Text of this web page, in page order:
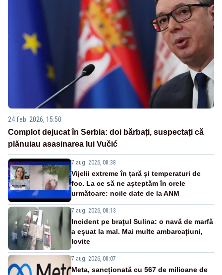
24 feb. 2026, 15:50
Complot dejucat în Serbia: doi bărbați, suspectați că
plănuiau asasinarea lui Vučić
7 aug. 2026, 08:38
Vijelii extreme în țară și temperaturi de
foc. La ce să ne așteptăm în orele
următoare: noile date de la ANM
7 aug. 2026, 08:13
Incident pe brațul Sulina: o navă de marfă
a eșuat la mal. Mai multe ambarcațiuni,
lovite
7 aug. 2026, 08:07
Meta, sancționată cu 567 de milioane de